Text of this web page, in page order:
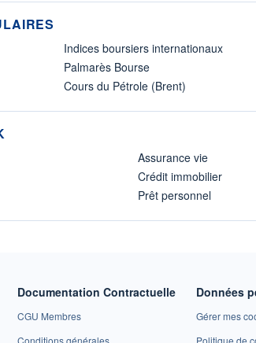
Indices boursiers internationaux
Palmarès Bourse
Cours du Pétrole (Brent)
Assurance vie
Crédit immobilier
Prêt personnel
Documentation Contractuelle
CGU Membres
Conditions générales
Données
Gérer mes
Politique de